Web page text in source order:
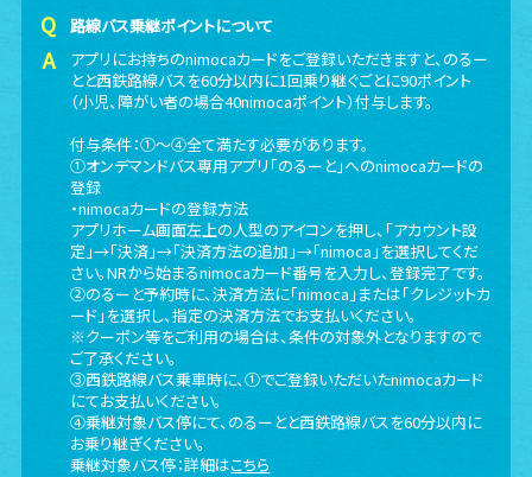
路線バス乗継ポイントについて
アプリにお持ちのnimocaカードをご登録いただきますと、のるー
とと西鉄路線バスを60分以内に1回乗り継ぐごとに90ポイント
（小児、障がい者の場合40nimocaポイント）付与します。
付与条件：①〜④全て満たす必要があります。
①オンデマンドバス専用アプリ「のるーと」へのnimocaカードの
登録
・nimocaカードの登録方法
アプリホーム画面左上の人型のアイコンを押し、「アカウント設
定」→「決済」→「決済方法の追加」→「nimoca」を選択してくだ
さい。NRから始まるnimocaカード番号を入力し、登録完了です。
②のるーと予約時に、決済方法に「nimoca」または「クレジットカ
ード」を選択し、指定の決済方法でお支払いください。
※クーポン等をご利用の場合は、条件の対象外となりますので
ご了承ください。
③西鉄路線バス乗車時に、①でご登録いただいたnimocaカード
にてお支払いください。
④乗継対象バス停にて、のるーとと西鉄路線バスを60分以内に
お乗り継ぎください。
乗継対象バス停：詳細はこちら